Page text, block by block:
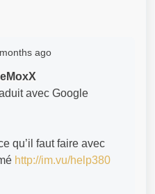
ago
avec Google
qu’il faut faire avec
http://im.vu/help380